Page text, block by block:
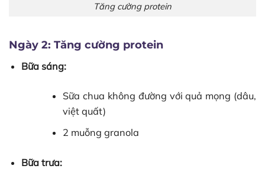
Tăng cường protein
Ngày 2: Tăng cường protein
Bữa sáng:
Sữa chua không đường với quả mọng (dâu,
việt quất)
2 muỗng granola
Bữa trưa: